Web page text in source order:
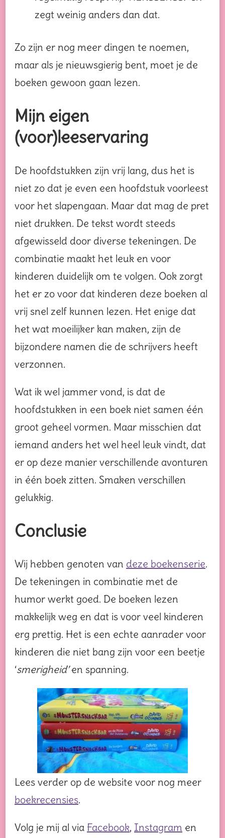
zegt weinig anders dan dat.
Zo zijn er nog meer dingen te noemen,
maar als je nieuwsgierig bent, moet je de
boeken gewoon gaan lezen.
Mijn eigen
(voor)leeservaring
De hoofdstukken zijn vrij lang, dus het is
niet zo dat je even een hoofdstuk voorleest
voor het slapengaan. Maar dat mag de pret
niet drukken. De tekst wordt steeds
afgewisseld door diverse tekeningen. De
combinatie maakt het leuk en voor
kinderen duidelijk om te volgen. Ook zorgt
het er zo voor dat kinderen deze boeken al
vrij snel zelf kunnen lezen. Het enige dat
het wat moeilijker kan maken, zijn de
bijzondere namen die de schrijvers heeft
verzonnen.
Wat ik wel jammer vond, is dat de
hoofdstukken in een boek niet samen één
groot geheel vormen. Maar misschien dat
iemand anders het wel heel leuk vindt, dat
er op deze manier verschillende avonturen
in één boek zitten. Smaken verschillen
gelukkig.
Conclusie
Wij hebben genoten van deze boekenserie.
De tekeningen in combinatie met de
humor werkt goed. De boeken lezen
makkelijk weg en dat is voor veel kinderen
erg prettig. Het is een echte aanrader voor
kinderen die niet bang zijn voor een beetje
‘smerigheid’en spanning.
Lees verder op de website voor nog meer
boekrecensies.
Volg je mij al via Facebook, Instagram en